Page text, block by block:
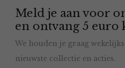
kan
gekozen
worden
op
Meld je aan voor
en ontvang 5 euro
We houden je graag
nieuwste collectie en acties.